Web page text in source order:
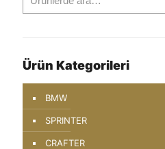
Ürün Kategorileri
BMW
SPRINTER
CRAFTER